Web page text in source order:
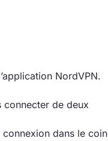
NordVPN.
connecter de deux
dans le coin